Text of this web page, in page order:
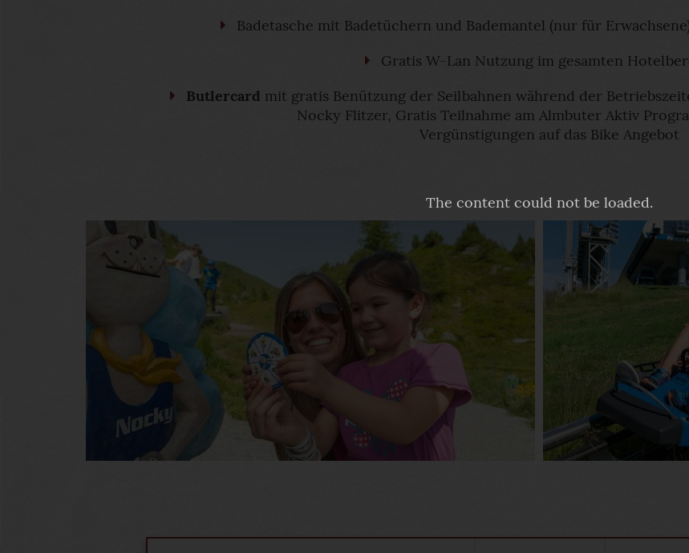
The contentcould not be loaded.
Badetasche mit Badetüchern und Bademantel (nur für
Gratis W-Lan Nutzung im gesamten
Butlercard mit gratis Benützung der Seilbahnen während der
Nocky Flitzer, Gratis Teilnahme am Almbuter Aktiv
Vergünstigungen auf das Bike Angebot